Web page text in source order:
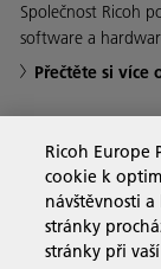
Společnost Ricoh
software a
Přečtěte si více
Firemní
Produkty
Ricoh Europe
cookie k
návštěvnosti
stránky
stránky při